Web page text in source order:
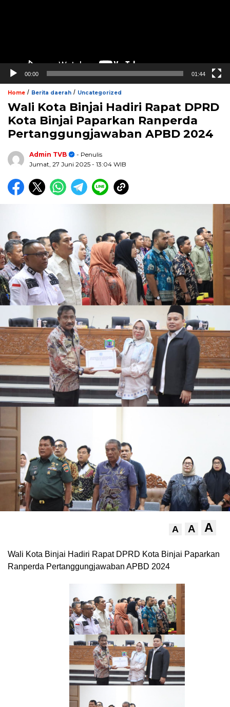
00:00 01:44
Home / Berita daerah / Uncategorized
Wali Kota Binjai Hadiri Rapat DPRD
Kota Binjai Paparkan Ranperda
Pertanggungjawaban APBD 2024
Admin TVB
- Penulis
Jumat, 27 Juni 2025 - 13:04 WIB
A A A
Wali Kota Binjai Hadiri Rapat DPRD Kota Binjai Paparkan
Ranperda Pertanggungjawaban APBD 2024